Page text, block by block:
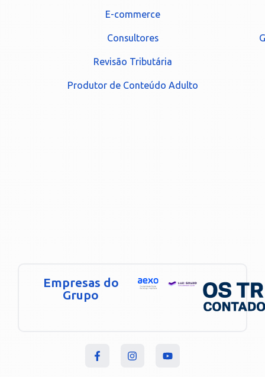
E-commerce
Consultores
Revisão Tributária
Produtor de Conteúdo Adulto
Empresas do
Grupo